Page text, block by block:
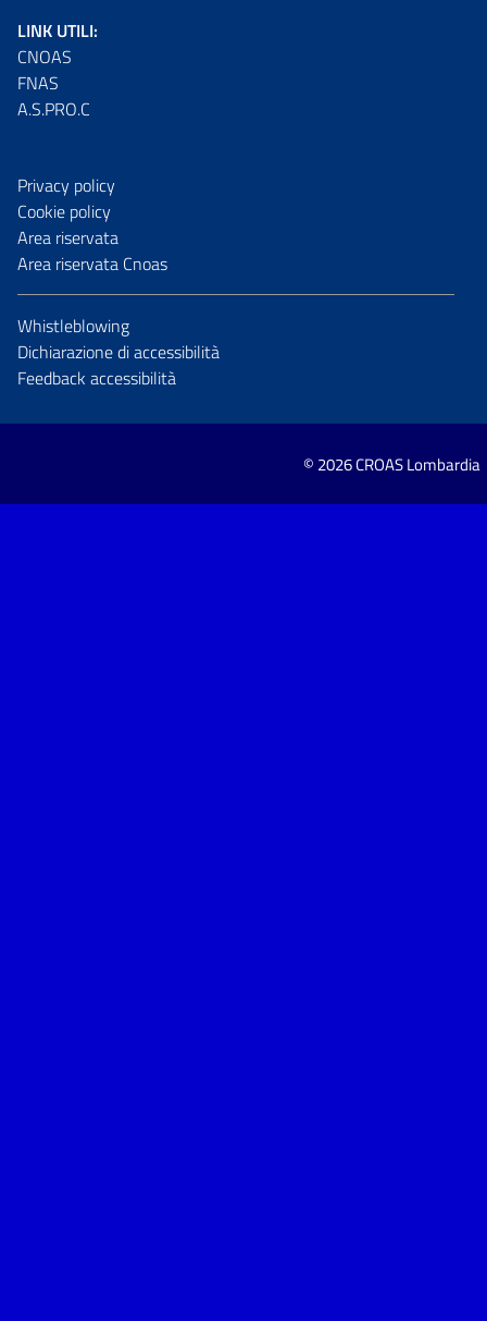
LINK UTILI:
CNOAS
FNAS
A.S.PRO.C
Privacy policy
Cookie policy
Area riservata
Area riservata Cnoas
Whistleblowing
Dichiarazione di accessibilità
Feedback accessibilità
© 2026 CROAS Lombardia